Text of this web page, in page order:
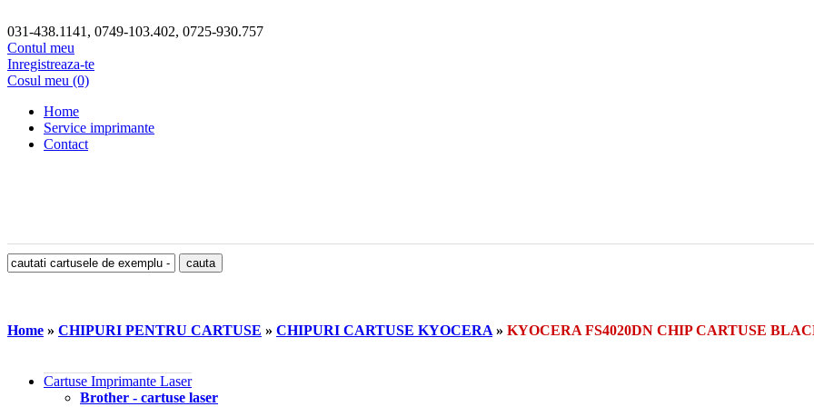
031-438.1141, 0749-103.402, 0725-930.757
Contul meu
Inregistreaza-te
Cosul meu (0)
Home
Service imprimante
Contact
Home » CHIPURI PENTRU CARTUSE » CHIPURI CARTUSE KYOCERA » KYOCERA FS4020DN CHIP CARTUSE
Cartuse Imprimante Laser
Brother - cartuse laser